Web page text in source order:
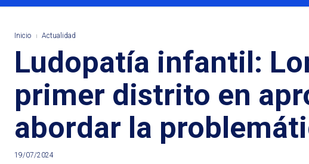
Inicio Actualidad
Ludopatía infantil:
primer distrito en
abordar la
19/07/2024